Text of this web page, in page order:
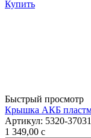
Купить
Быстрый просмотр
Крышка АКБ
Артикул: 5320-
1 349,00 c